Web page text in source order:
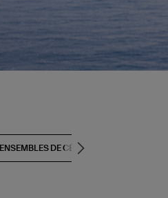
ENSEMBLES DE CÉRÉMONIE